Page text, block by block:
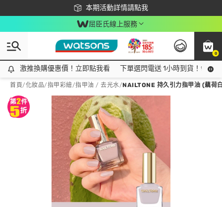
本期活動詳情請點我
下載app最高回饋$350
屈臣氏線上服務
0
激推換購優惠價！立即點我看
激推換購優惠價！立即點我看 下單選閃電送 1小時到貨！領神
首頁/化妝品/指甲彩繪/指甲油 / 去光水/NAILTONE 持久引力指甲油 (藕荷